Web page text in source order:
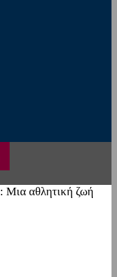
Μια αθλητική ζωή